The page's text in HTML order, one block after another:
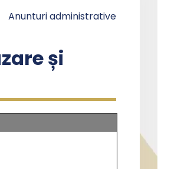
Anunturi administrative
și